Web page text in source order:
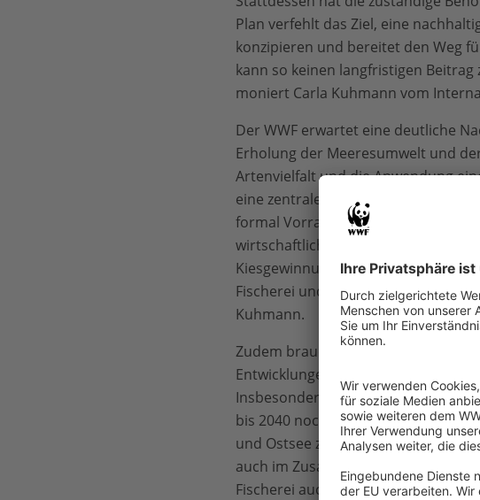
Plan verfehlt das Ziel, eine
konzipieren und bereitet den Weg
kann so keinen langfristigen
moniert Carla Kuhmann vom
Der WWF erwartet eine deutliche
Erholung der Meeresumwelt und
Artenvielfalt und die Anwendung
eine zentrale Rolle spielen. Zwar
formal Vorrang gegenüber anderen
wirtschaftlichen Aktivitäten
Kiesgewinnung ausgeschlossen.
Fischerei und Schiffsverkehr sein,
Kuhmann.
Zudem braucht es in den Plänen
Entwicklungen und mögliche
Insbesondere im Hinblick auf den
bis 2040 noch einmal stark
und Ostsee zur Grundlage neuer
auch im Zusammenspiel mit
Fischerei auch für die Erhaltung